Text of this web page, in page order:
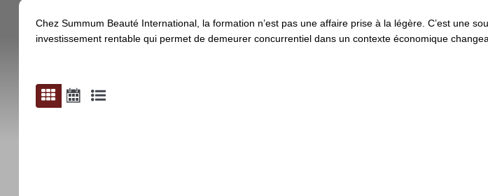
Chez Summum Beauté International, la formation n’est pas une affaire prise à la légère. C’est une
investissement rentable qui permet de demeurer concurrentiel dans un contexte économique